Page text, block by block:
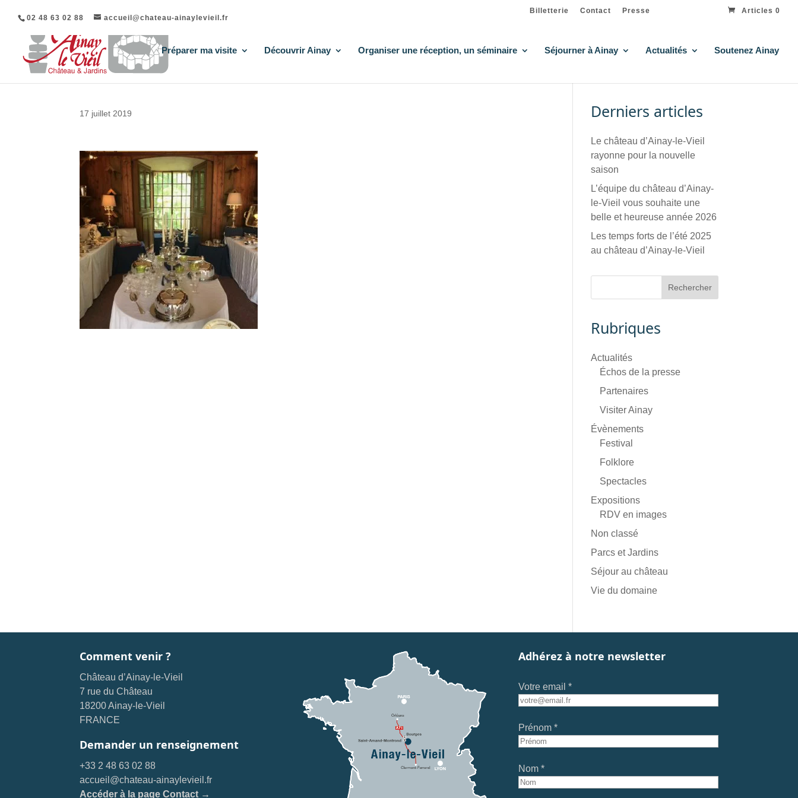
02 48 63 02 88 accueil@chateau-ainaylevieil.fr
Billetterie Contact Presse Articles 0
Préparer ma visite Découvrir Ainay Organiser une réception, un séminaire Séjourner à Ainay Actualités Soutenez Ainay
17 juillet 2019 Derniers articles
Le château d’Ainay-le-Vieil
rayonne pour la nouvelle
saison
L’équipe du château d’Ainay-
le-Vieil vous souhaite une
belle et heureuse année 2026
Les temps forts de l’été 2025
au château d’Ainay-le-Vieil
Rubriques
Actualités
Échos de la presse
Partenaires
Visiter Ainay
Évènements
Festival
Folklore
Spectacles
Expositions
RDV en images
Non classé
Parcs et Jardins
Séjour au château
Vie du domaine
Comment venir ?
Château d’Ainay-le-Vieil
7 rue du Château
18200 Ainay-le-Vieil
FRANCE
Demander un renseignement
+33 2 48 63 02 88
accueil@chateau-ainaylevieil.fr
Accéder à la page Contact →
Adhérez à notre newsletter
Votre email *
Prénom *
Nom *